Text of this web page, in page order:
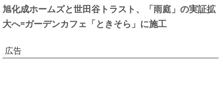
旭化成ホームズと世田谷トラスト、「雨庭」の実証拡
大へ=ガーデンカフェ「ときそら」に施工
広告